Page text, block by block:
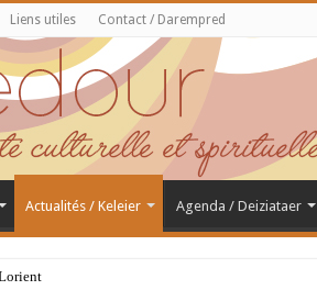
Liens utiles Contact / Darempred
Actualités / Keleier Agenda / Deiziataer